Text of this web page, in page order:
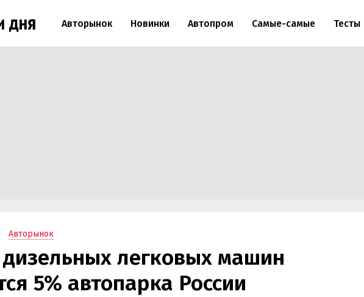
Авторынок Новинки Автопром Самые-самые Тесты
Авторынок
легковых машин
5% автопарка России